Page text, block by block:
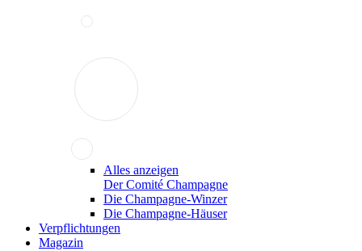
Alles anzeigen
Der Comité Champagne
Die Champagne-Winzer
Die Champagne-Häuser
Verpflichtungen
Magazin